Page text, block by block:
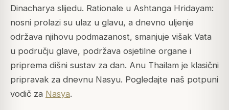
Dinacharya slijedu. Rationale u Ashtanga Hridayam:
nosni prolazi su ulaz u glavu, a dnevno uljenje
održava njihovu podmazanost, smanjuje višak Vata
u području glave, podržava osjetilne organe i
priprema dišni sustav za dan. Anu Thailam je klasični
pripravak za dnevnu Nasyu. Pogledajte naš potpuni
vodič za Nasya.